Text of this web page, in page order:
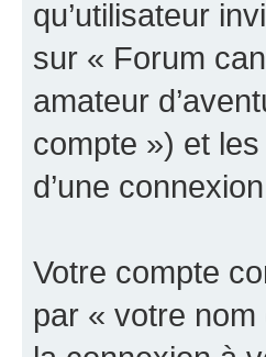
qu’utilisateur
sur « Forum
amateur
compte ») et
d’une
Votre compte
par « votre